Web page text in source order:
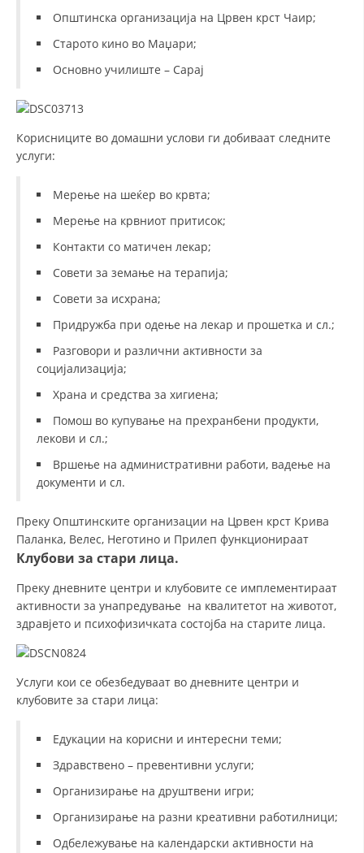
ИСТРАЖУВАЊЕ НА ЈАВНО МИСЛЕЊЕ
МЕЃУНАРОДНА СОРАБОТКА
ДОГОВОРИ
ФОРМУЛАРИ ЗА БАРАЊА
ПРВА ПОМОШ
КРВОДАРИТЕЛСТВО
ЗА НАС
СТРАТЕГИИ
БРОШУРИ
ПОСТЕРИ
Општинска организација на Црвен крст Чаир;
Старото кино во Маџари;
Основно училиште – Сарај
Корисниците во домашни услови ги добиваат следните
услуги:
Мерење на шеќер во крвта;
Мерење на крвниот притисок;
Контакти со матичен лекар;
Совети за земање на терапија;
Совети за исхрана;
Придружба при одење на лекар и прошетка и сл.;
Разговори и различни активности за
социјализација;
Храна и средства за хигиена;
Помош во купување на прехранбени продукти,
лекови и сл.;
Вршење на административни работи, вадење на
документи и сл.
Преку Општинските организации на Црвен крст Крива
Паланка, Велес, Неготино и Прилеп функционираат
Клубови за стари лица.
Преку дневните центри и клубовите се имплементираат
активности за унапредување на квалитетот на животот,
здравјето и психофизичката состојба на старите лица.
Услуги кои се обезбедуваат во дневните центри и
клубовите за стари лица:
Едукации на корисни и интересни теми;
Здравствено – превентивни услуги;
Организирање на друштвени игри;
Организирање на разни креативни работилници;
Одбележување на календарски активности на